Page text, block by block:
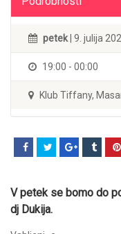
petek | 9. julija
19:00 - 00:00
Klub Tiffany,
V petek se bomo do
dj Dukija.